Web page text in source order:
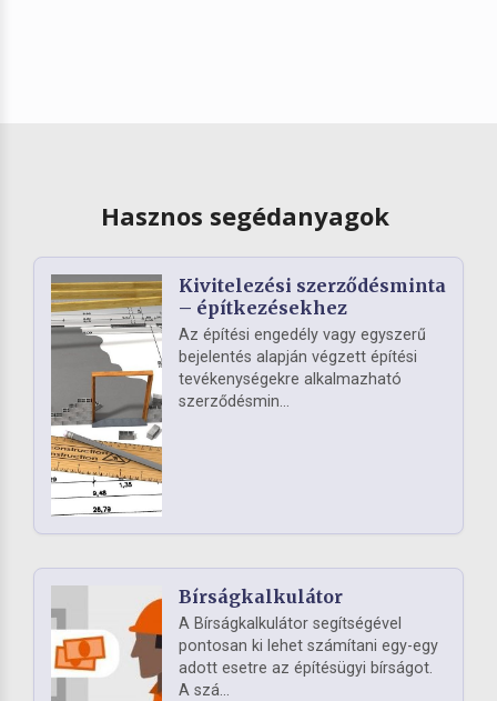
Hasznos segédanyagok
Kivitelezési szerződésminta
– építkezésekhez
Az építési engedély vagy egyszerű
bejelentés alapján végzett építési
tevékenységekre alkalmazható
szerződésmin...
Bírságkalkulátor
A Bírságkalkulátor segítségével
pontosan ki lehet számítani egy-egy
adott esetre az építésügyi bírságot.
A szá...